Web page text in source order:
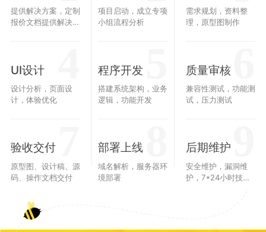
提供解决方案，定制
报价文档提供解决方
项目启动，成立专项
小组流程分析
需求规划，资料整
理，原型图制作
UI设计
设计分析，页面设
计，体验优化
程序开发
搭建系统架构，业务
逻辑，功能开发
质量审核
兼容性测试，功能测
试，压力测试
验收交付
原型图、设计稿、源
码、操作文档交付
部署上线
域名解析，服务器环
境部署
后期维护
安全维护，漏洞维
护，7*24小时技术